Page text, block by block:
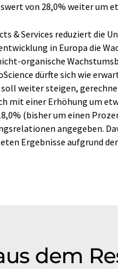
von 28,0% weiter um
& Services reduziert die
in Europa die
organische
dürfte sich wie
weiter steigen,
mit einer Erhöhung um
(bisher um einen
angegeben.
Ergebnisse aufgrund
dem